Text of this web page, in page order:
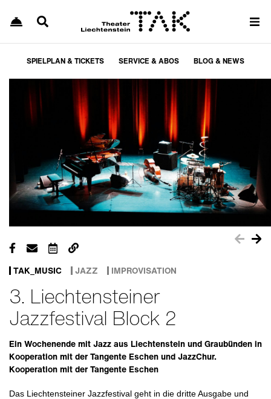
SPIELPLAN & TICKETS SERVICE & ABOS BLOG & NEWS
TAK_MUSIC JAZZ IMPROVISATION
3. Liechtensteiner
Jazzfestival Block 2
Ein Wochenende mit Jazz aus Liechtenstein und Graubünden in
Kooperation mit der Tangente Eschen und JazzChur.
Kooperation mit der Tangente Eschen
Das Liechtensteiner Jazzfestival geht in die dritte Ausgabe und